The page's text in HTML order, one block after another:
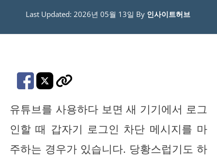
Last Updated: 2026년 05월 13일 By 인사이트허브
유튜브를 사용하다 보면 새 기기에서 로그
인할 때 갑자기 로그인 차단 메시지를 마
주하는 경우가 있습니다. 당황스럽기도 하